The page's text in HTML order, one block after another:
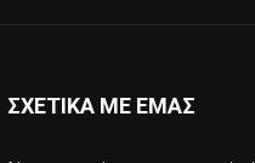
ΣΧΕΤΙΚΑ ΜΕ ΕΜΑΣ